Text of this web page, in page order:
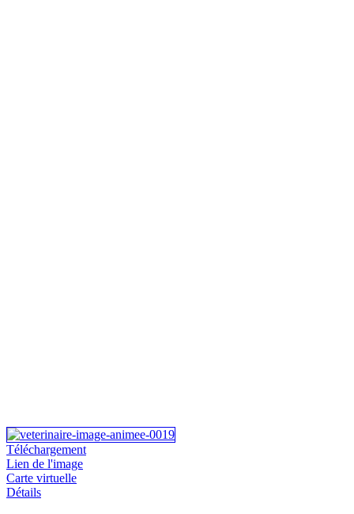
Téléchargement
Lien de l'image
Carte virtuelle
Détails